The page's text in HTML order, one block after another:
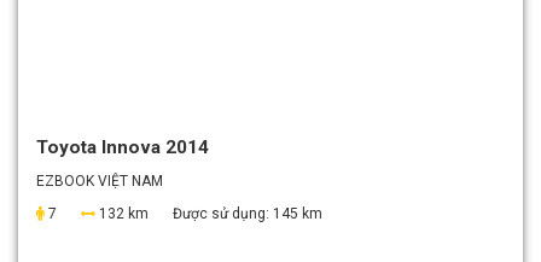
Toyota Innova 2014
EZBOOK VIỆT NAM
7
132 km Được sử dụng: 145 km